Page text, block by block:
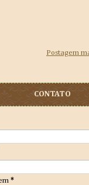
Postagem
CONTATO
*